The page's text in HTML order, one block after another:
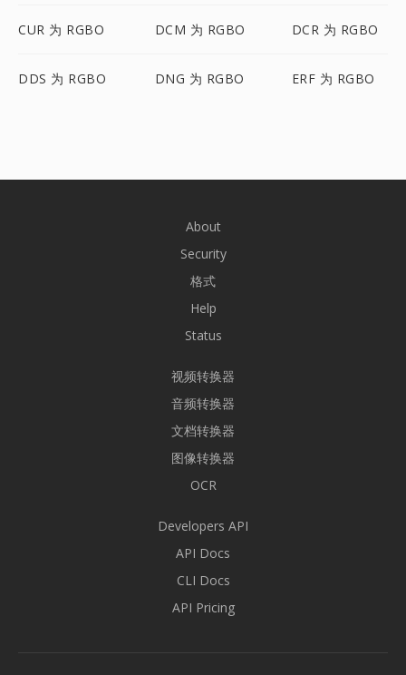
CUR 为 RGBO DCM 为 RGBO DCR 为 RGBO
DDS 为 RGBO DNG 为 RGBO ERF 为 RGBO
About
Security
格式
Help
Status
视频转换器
音频转换器
文档转换器
图像转换器
OCR
Developers API
API Docs
CLI Docs
API Pricing